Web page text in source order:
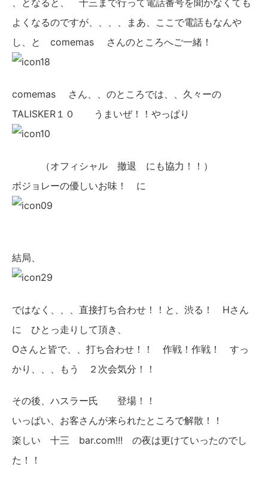
、となると、 十三まで行って電話番号を聞かなくても
よくなるのですが、、、、まあ、ここで電話もなんや
し、と comemas さんのところへご一緒！
comemas さん、、のところでは、、久々ーの
TALISKER１０ うまいぜ！！やっぱり
（オフィシャル 撤退 にも協力！！）
ボジョレーの優しいお味！ に
結局、
ではなく、、、直接打ち合わせ！！と、渋る！ Hさん
に ひとっ走りして頂き、
Oさんと皆で、、打ち合わせ！！ 作戦！作戦！ すっ
かり、、、もう ２次会気分！！
その後、ハスラー氏 登場！！
いっぱい、お客さんが来られたところで解散！！
楽しい 十三 bar.com!!! の夜は更けていったのでし
た！！